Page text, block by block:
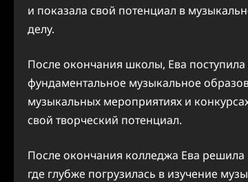
и показала свой потенциал в
делу.
После окончания школы, Ева
фундаментальное музыкальное
музыкальных мероприятиях и
свой творческий потенциал.
После окончания колледжа Ева
где глубже погрузилась в изучение